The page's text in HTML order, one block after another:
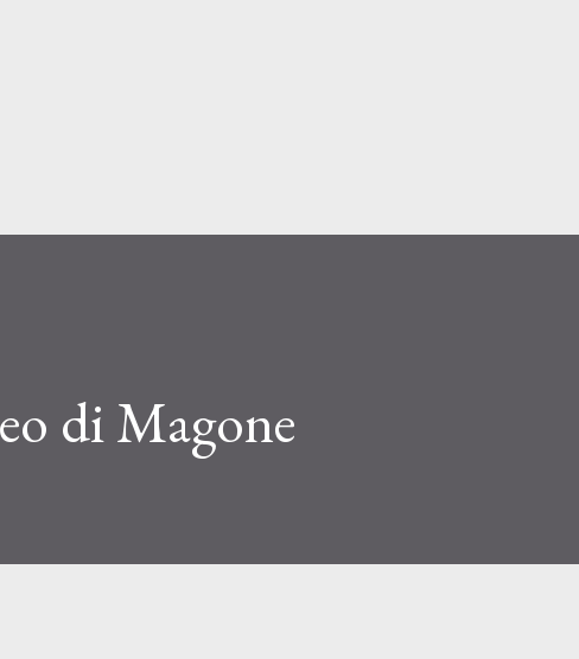
di Magone